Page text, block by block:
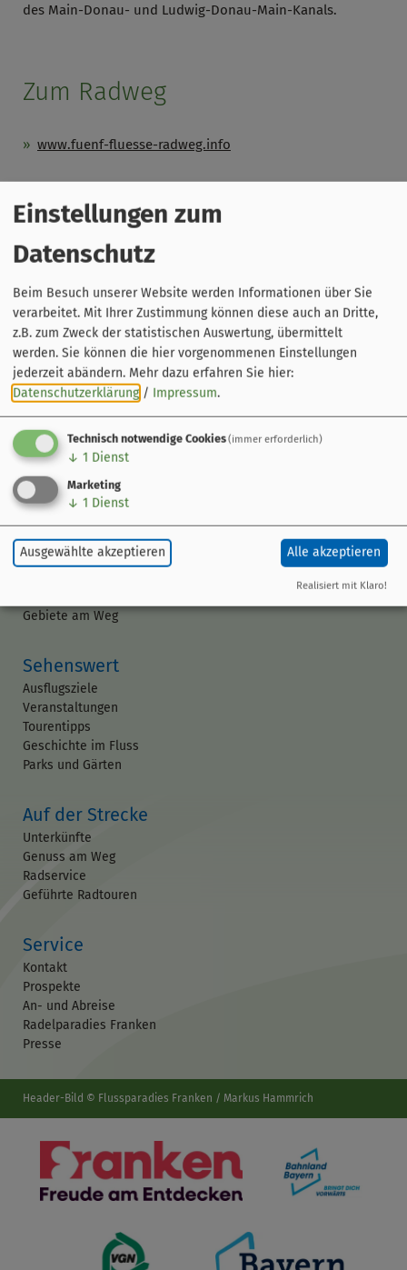
des Main-Donau- und Ludwig-Donau-Main-Kanals.
Zum Radweg
www.fuenf-fluesse-radweg.info
Der Radweg
Kurzinfo
Gebiete am Weg
Sehenswert
Ausflugsziele
Veranstaltungen
Tourentipps
Geschichte im Fluss
Parks und Gärten
Auf der Strecke
Unterkünfte
Genuss am Weg
Radservice
Geführte Radtouren
Service
Kontakt
Prospekte
An- und Abreise
Radelparadies Franken
Presse
Header-Bild © Flussparadies Franken / Markus Hammrich
Einstellungen zum
Datenschutz
Beim Besuch unserer Website werden Informationen über Sie
verarbeitet. Mit Ihrer Zustimmung können diese auch an Dritte,
z.B. zum Zweck der statistischen Auswertung, übermittelt
werden. Sie können die hier vorgenommenen Einstellungen
jederzeit abändern. Mehr dazu erfahren Sie hier:
Datenschutzerklärung / Impressum.
Technisch notwendige Cookies(immer erforderlich)
↓ 1 Dienst
Marketing
↓ 1 Dienst
Ausgewählte akzeptieren Alle akzeptieren
Realisiert mit Klaro!